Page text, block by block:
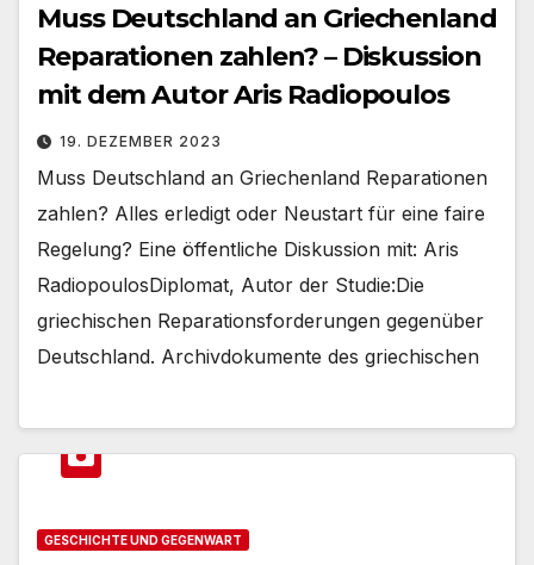
Muss Deutschland an Griechenland
Reparationen zahlen? – Diskussion
mit dem Autor Aris Radiopoulos
19. DEZEMBER 2023
Muss Deutschland an Griechenland Reparationen
zahlen? Alles erledigt oder Neustart für eine faire
Regelung? Eine öffentliche Diskussion mit: Aris
RadiopoulosDiplomat, Autor der Studie:Die
griechischen Reparationsforderungen gegenüber
Deutschland. Archivdokumente des griechischen
GESCHICHTE UND GEGENWART